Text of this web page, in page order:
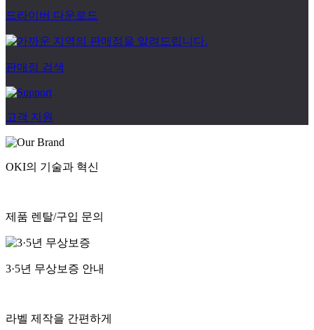
드라이버 다운로드
판매점 검색
고객 지원
OKI의 기술과 혁신
제품 렌탈/구입 문의
3·5년 무상보증 안내
라벨 제작을 간편하게